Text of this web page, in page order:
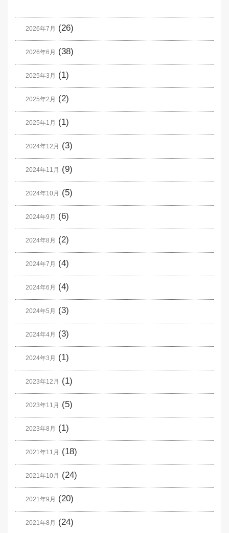
2026年7月 (26)
2026年6月 (38)
2025年3月 (1)
2025年2月 (2)
2025年1月 (1)
2024年12月 (3)
2024年11月 (9)
2024年10月 (5)
2024年9月 (6)
2024年8月 (2)
2024年7月 (4)
2024年6月 (4)
2024年5月 (3)
2024年4月 (3)
2024年3月 (1)
2023年12月 (1)
2023年11月 (5)
2023年8月 (1)
2021年11月 (18)
2021年10月 (24)
2021年9月 (20)
2021年8月 (24)